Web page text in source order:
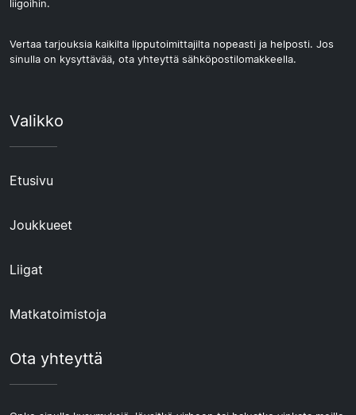
liigoihin.
Vertaa tarjouksia kaikilta lipputoimittajilta nopeasti ja helposti. Jos
sinulla on kysyttävää, ota yhteyttä sähköpostilomakkeella.
Valikko
Etusivu
Joukkueet
Liigat
Matkatoimistoja
Ota yhteyttä